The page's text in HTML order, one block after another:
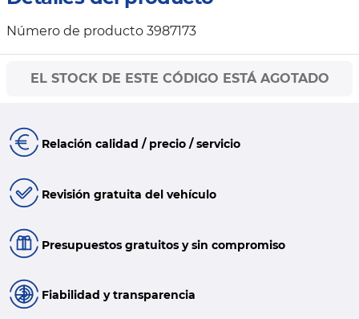
Número de producto 3987173
EL STOCK DE ESTE CÓDIGO ESTÁ AGOTADO
Relación calidad / precio / servicio
Revisión gratuita del vehículo
Presupuestos gratuitos y sin compromiso
Fiabilidad y transparencia